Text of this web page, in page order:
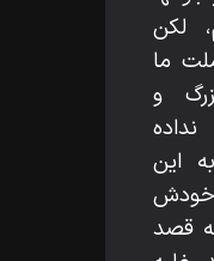
لكن
ما
و
اين
خودش
قصد